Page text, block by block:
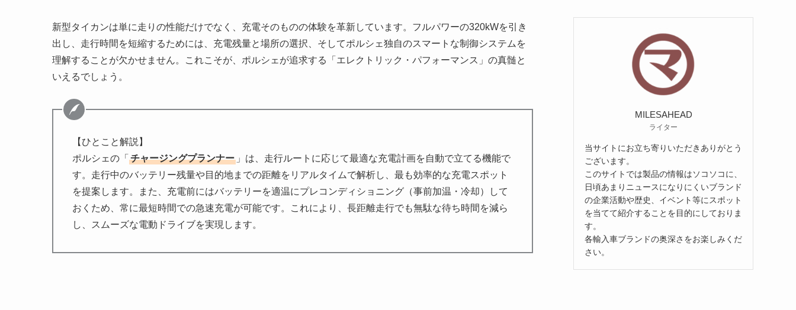
新型タイカンは単に走りの性能だけでなく、充電そのものの体験を革新しています。フルパワーの320kWを引き
出し、走行時間を短縮するためには、充電残量と場所の選択、そしてポルシェ独自のスマートな制御システムを
理解することが欠かせません。これこそが、ポルシェが追求する「エレクトリック・パフォーマンス」の真髄と
いえるでしょう。
【ひとこと解説】
ポルシェの「 チャージングプランナー 」は、走行ルートに応じて最適な充電計画を自動で立てる機能で
す。走行中のバッテリー残量や目的地までの距離をリアルタイムで解析し、最も効率的な充電スポット
を提案します。また、充電前にはバッテリーを適温にプレコンディショニング（事前加温・冷却）して
おくため、常に最短時間での急速充電が可能です。これにより、長距離走行でも無駄な待ち時間を減ら
し、スムーズな電動ドライブを実現します。
MILESAHEAD
ライター
当サイトにお立ち寄りいただきありがとう
ございます。
このサイトでは製品の情報はソコソコに、
日頃あまりニュースになりにくいブランド
の企業活動や歴史、イベント等にスポット
を当てて紹介することを目的にしておりま
す。
各輸入車ブランドの奥深さをお楽しみくだ
さい。